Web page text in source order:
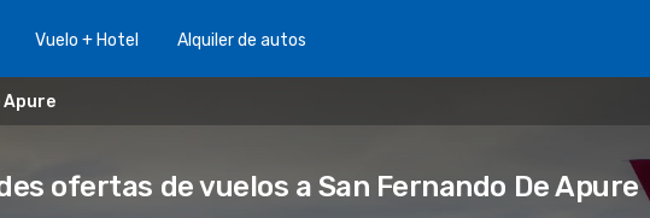
Vuelo + Hotel Alquiler de autos
Apure
ofertas de vuelos a San Fernando De Apure